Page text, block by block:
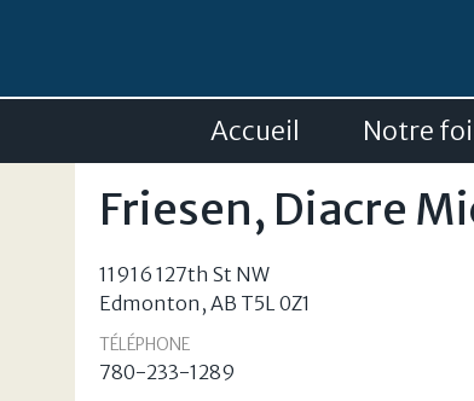
Accueil Notre foi
Friesen, Diacre
11916 127th St NW
Edmonton , AB T5L 0Z1
TÉLÉPHONE
780-233-1289